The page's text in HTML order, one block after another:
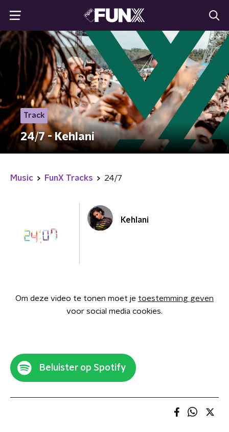
Track
24/7 - Kehlani
Music FunX Tracks 24/7
Kehlani
Om deze video te tonen moet je toestemming geven
voor social media cookies.
Beluister op Spotify